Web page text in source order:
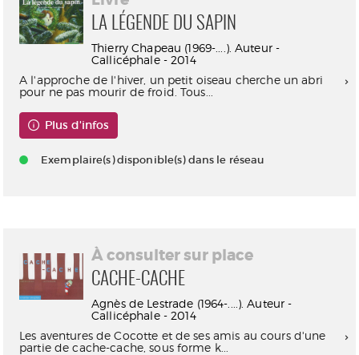
LA LÉGENDE DU SAPIN
Thierry Chapeau (1969-....). Auteur -
Callicéphale - 2014
A l'approche de l'hiver, un petit oiseau cherche un abri
pour ne pas mourir de froid. Tous...
Plus d'infos
Exemplaire(s) disponible(s) dans le réseau
À consulter sur place
CACHE-CACHE
Agnès de Lestrade (1964-....). Auteur -
Callicéphale - 2014
Les aventures de Cocotte et de ses amis au cours d'une
partie de cache-cache, sous forme k...